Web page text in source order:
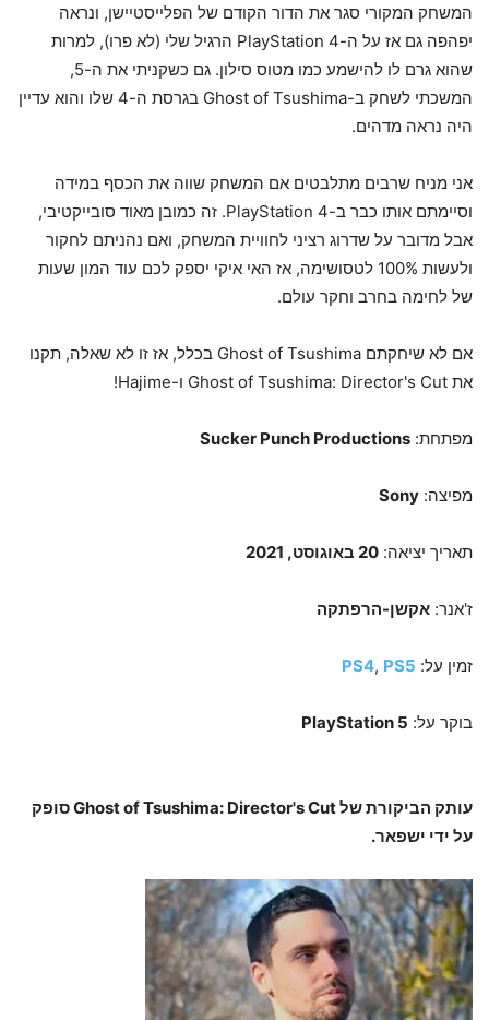
המשחק המקורי סגר את הדור הקודם של הפלייסטיישן, ונראה
יפהפה גם אז על ה-PlayStation 4 הרגיל שלי (לא פרו), למרות
שהוא גרם לו להישמע כמו מטוס סילון. גם כשקניתי את ה-5,
המשכתי לשחק ב-Ghost of Tsushima בגרסת ה-4 שלו והוא עדיין
היה נראה מדהים.
אני מניח שרבים מתלבטים אם המשחק שווה את הכסף במידה
וסיימתם אותו כבר ב-PlayStation 4. זה כמובן מאוד סובייקטיבי,
אבל מדובר על שדרוג רציני לחוויית המשחק, ואם נהניתם לחקור
ולעשות 100% לטסושימה, אז האי איקי יספק לכם עוד המון שעות
של לחימה בחרב וחקר עולם.
אם לא שיחקתם Ghost of Tsushima בכלל, אז זו לא שאלה, תקנו
את Ghost of Tsushima: Director's Cut ו-Hajime!
מפתחת: Sucker Punch Productions
מפיצה: Sony
תאריך יציאה: 20 באוגוסט, 2021
ז'אנר: אקשן-הרפתקה
זמין על: PS4, PS5
בוקר על: PlayStation 5
עותק הביקורת של Ghost of Tsushima: Director's Cut סופק
על ידי ישפאר.